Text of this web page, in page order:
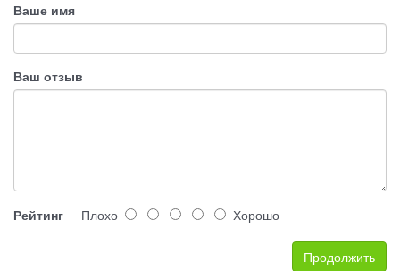
Ваше имя
Ваш отзыв
Рейтинг Плохо Хорошо
Продолжить